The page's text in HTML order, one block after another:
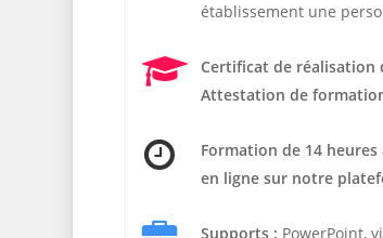
établissement une
Certificat de réalisation
Attestation de
Formation de 14 heures
en ligne sur notre
Supports : PowerPoint,